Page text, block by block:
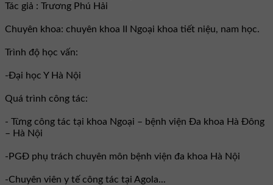
Tác giả : Trương Phú Hải
Chuyên khoa: chuyên khoa II Ngoại khoa tiết niệu, nam học.
Trình độ học vấn:
-Đại học Y Hà Nội
Quá trình công tác:
- Từng công tác tại khoa Ngoại – bệnh viện Đa khoa Hà Đông
– Hà Nội
-PGĐ phụ trách chuyên môn bệnh viện đa khoa Hà Nội
-Chuyên viên y tế công tác tại Agola...